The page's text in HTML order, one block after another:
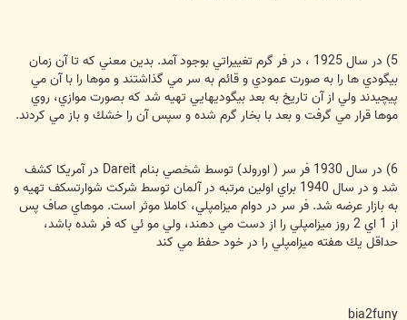
5) در سال 1925 ، در فر گرم تغييراتي بوجود آمد. بدين معني كه تا آن زمان
بيگودي ها را به صورت عمودي و قائم به سر مي گذاشتند و موها را با آن مي
پيچيدند ولي از آن تاريخ به بعد بيگوديهايي تهيه شد كه بصورت موازي، روي
موها قرار مي گرفت و بعد با بخار گرم شده و سپس آن را خشك و باز مي كردند.
6) در سال 1930 فر سر ( اورولد) توسط شخصي بنام Dareit در آمريكا كشف
شد و در سال 1940 براي اولين مرتبه در آلمان توسط شركت شوارتسكف تهيه و
به بازار عرضه شد. فر سر در دوام ميزامپلي، كاملا موثر است. موهاي صاف پس
از 1 اي 2 روز ميزامپلي را از دست مي دهند، ولي مو ئي كه فر شده باشد،
حداقل يك هفته ميزامپلي را در خود حفظ مي كند
bia2funy